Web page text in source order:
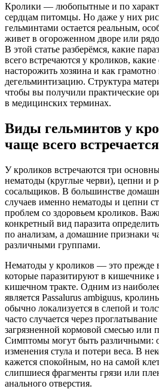
Кролики — любопытные и по
сердцам питомцы. Но даже у них
гельминтами остается реальным,
живет в огороженном дворе или
В этой статье разберёмся, какие
всего встречаются у кроликов,
насторожить хозяина и как грамотно
дегельминтизацию. Структура
чтобы вы получили практические
в медицинских терминах.
Виды гельминтов у
чаще всего встречается
У кроликов встречаются три
нематоды (круглые черви), цепни и
сосальщиков. В большинстве
случаев именно нематоды и цепни
проблем со здоровьем кроликов.
конкретный вид паразита
по анализам, а домашние признаки
различными группами.
Нематоды у кроликов — это прежде
которые паразитируют в кишечнике
кишечном тракте. Одним из
является Passalurus ambiguus,
обычно локализуется в слепой и
часто случается через
загрязненной кормовой смесью или
Симптомы могут быть различными:
изменения стула и потери веса. В
кажется спокойным, но на самой
слипшиеся фрагменты грязи или
анального отверстия.